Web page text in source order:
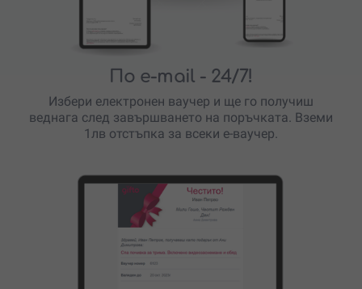
По e-mail - 24/7!
Избери електронен ваучер и ще го получиш
веднага след завършването на поръчката. Вземи
1лв отстъпка за всеки е-ваучер.